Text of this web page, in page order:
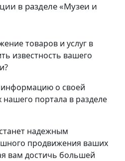
в разделе «Музеи и
товаров и услуг в
известность вашего
о своей
портала в разделе
станет надежным
продвижения ваших
вам достичь большей